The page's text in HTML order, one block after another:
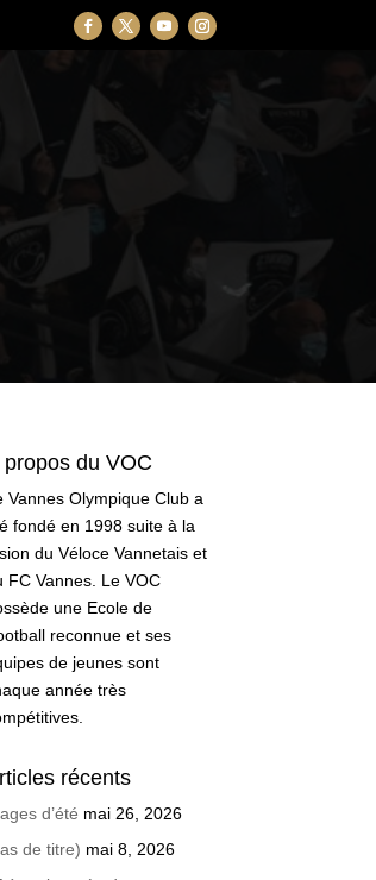
propos du VOC
Vannes Olympique Club a
fondé en 1998 suite à la
du Véloce Vannetais et
FC Vannes. Le VOC
une Ecole de
reconnue et ses
de jeunes sont
année très
récents
d’été mai 26, 2026
de titre) mai 8, 2026